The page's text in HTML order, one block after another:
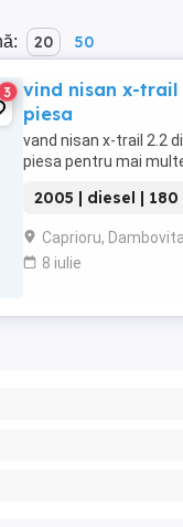
20 50
3
vind nisan x-trail
piesa
vand nisan x-trail 2.2
piesa pentru mai
2005 | diesel | 180
Caprioru, Dambovita
8 iulie